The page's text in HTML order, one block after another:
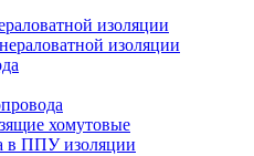
изоляции
изоляции
хомутовые
в ППУ изоляции